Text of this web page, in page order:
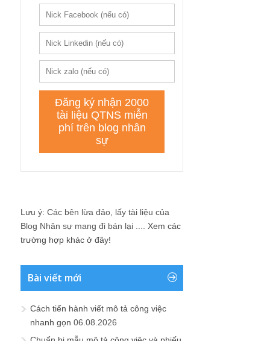
Lưu ý: Các bên lừa đảo, lấy tài liệu của
Blog Nhân sự mang đi bán lại .... Xem các
trường hợp khác ở đây!
Bài viết mới
Cách tiến hành viết mô tả công việc
nhanh gọn 06.08.2026